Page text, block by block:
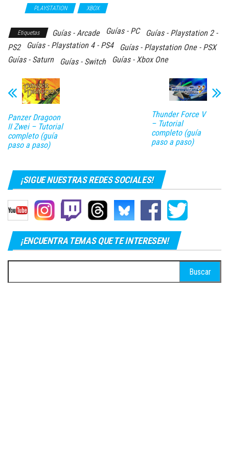
PLAYSTATION XBOX
Etiquetas Guías - Arcade Guías - PC
Guías - Playstation 2 -
PS2
Guías - Playstation 4 - PS4
Guías - Playstation One - PSX
Guías - Saturn
Guías - Switch Guías - Xbox One
Panzer Dragoon
II Zwei – Tutorial
completo (guía
paso a paso)
Thunder Force V
– Tutorial
completo (guía
paso a paso)
¡SIGUE NUESTRAS REDES SOCIALES!
¡ENCUENTRA TEMAS QUE TE INTERESEN!